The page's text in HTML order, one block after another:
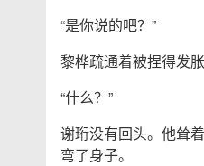
“是你说的吧？”
黎桦疏通着被捏得发
“什么？”
谢珩没有回头。他耸
弯了身子。